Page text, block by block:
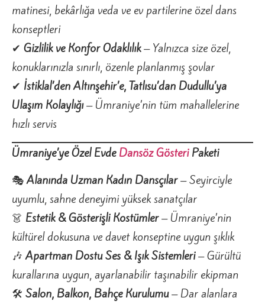
matinesi, bekârlığa veda ve ev partilerine özel dans
konseptleri
✔ Gizlilik ve Konfor Odaklılık– Yalnızca size özel,
konuklarınızla sınırlı, özenle planlanmış şovlar
✔ İstiklal’den Altınşehir’e, Tatlısu’dan Dudullu’ya
Ulaşım Kolaylığı– Ümraniye’nin tüm mahallelerine
hızlı servis
Ümraniye’ye Özel EvdeDansöz GösteriPaketi
🎭Alanında Uzman Kadın Dansçılar– Seyirciyle
uyumlu, sahne deneyimi yüksek sanatçılar
👗 Estetik & Gösterişli Kostümler– Ümraniye’nin
kültürel dokusuna ve davet konseptine uygun şıklık
🎶Apartman Dostu Ses & Işık Sistemleri– Gürültü
kurallarına uygun, ayarlanabilir taşınabilir ekipman
🛠️ Salon, Balkon, Bahçe Kurulumu– Dar alanlara